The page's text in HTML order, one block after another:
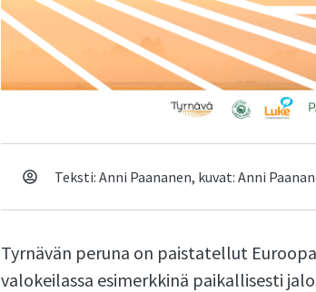
Teksti: Anni Paananen, kuvat: Anni
Tyrnävän peruna on paistatellut
valokeilassa esimerkkinä paikallisesti